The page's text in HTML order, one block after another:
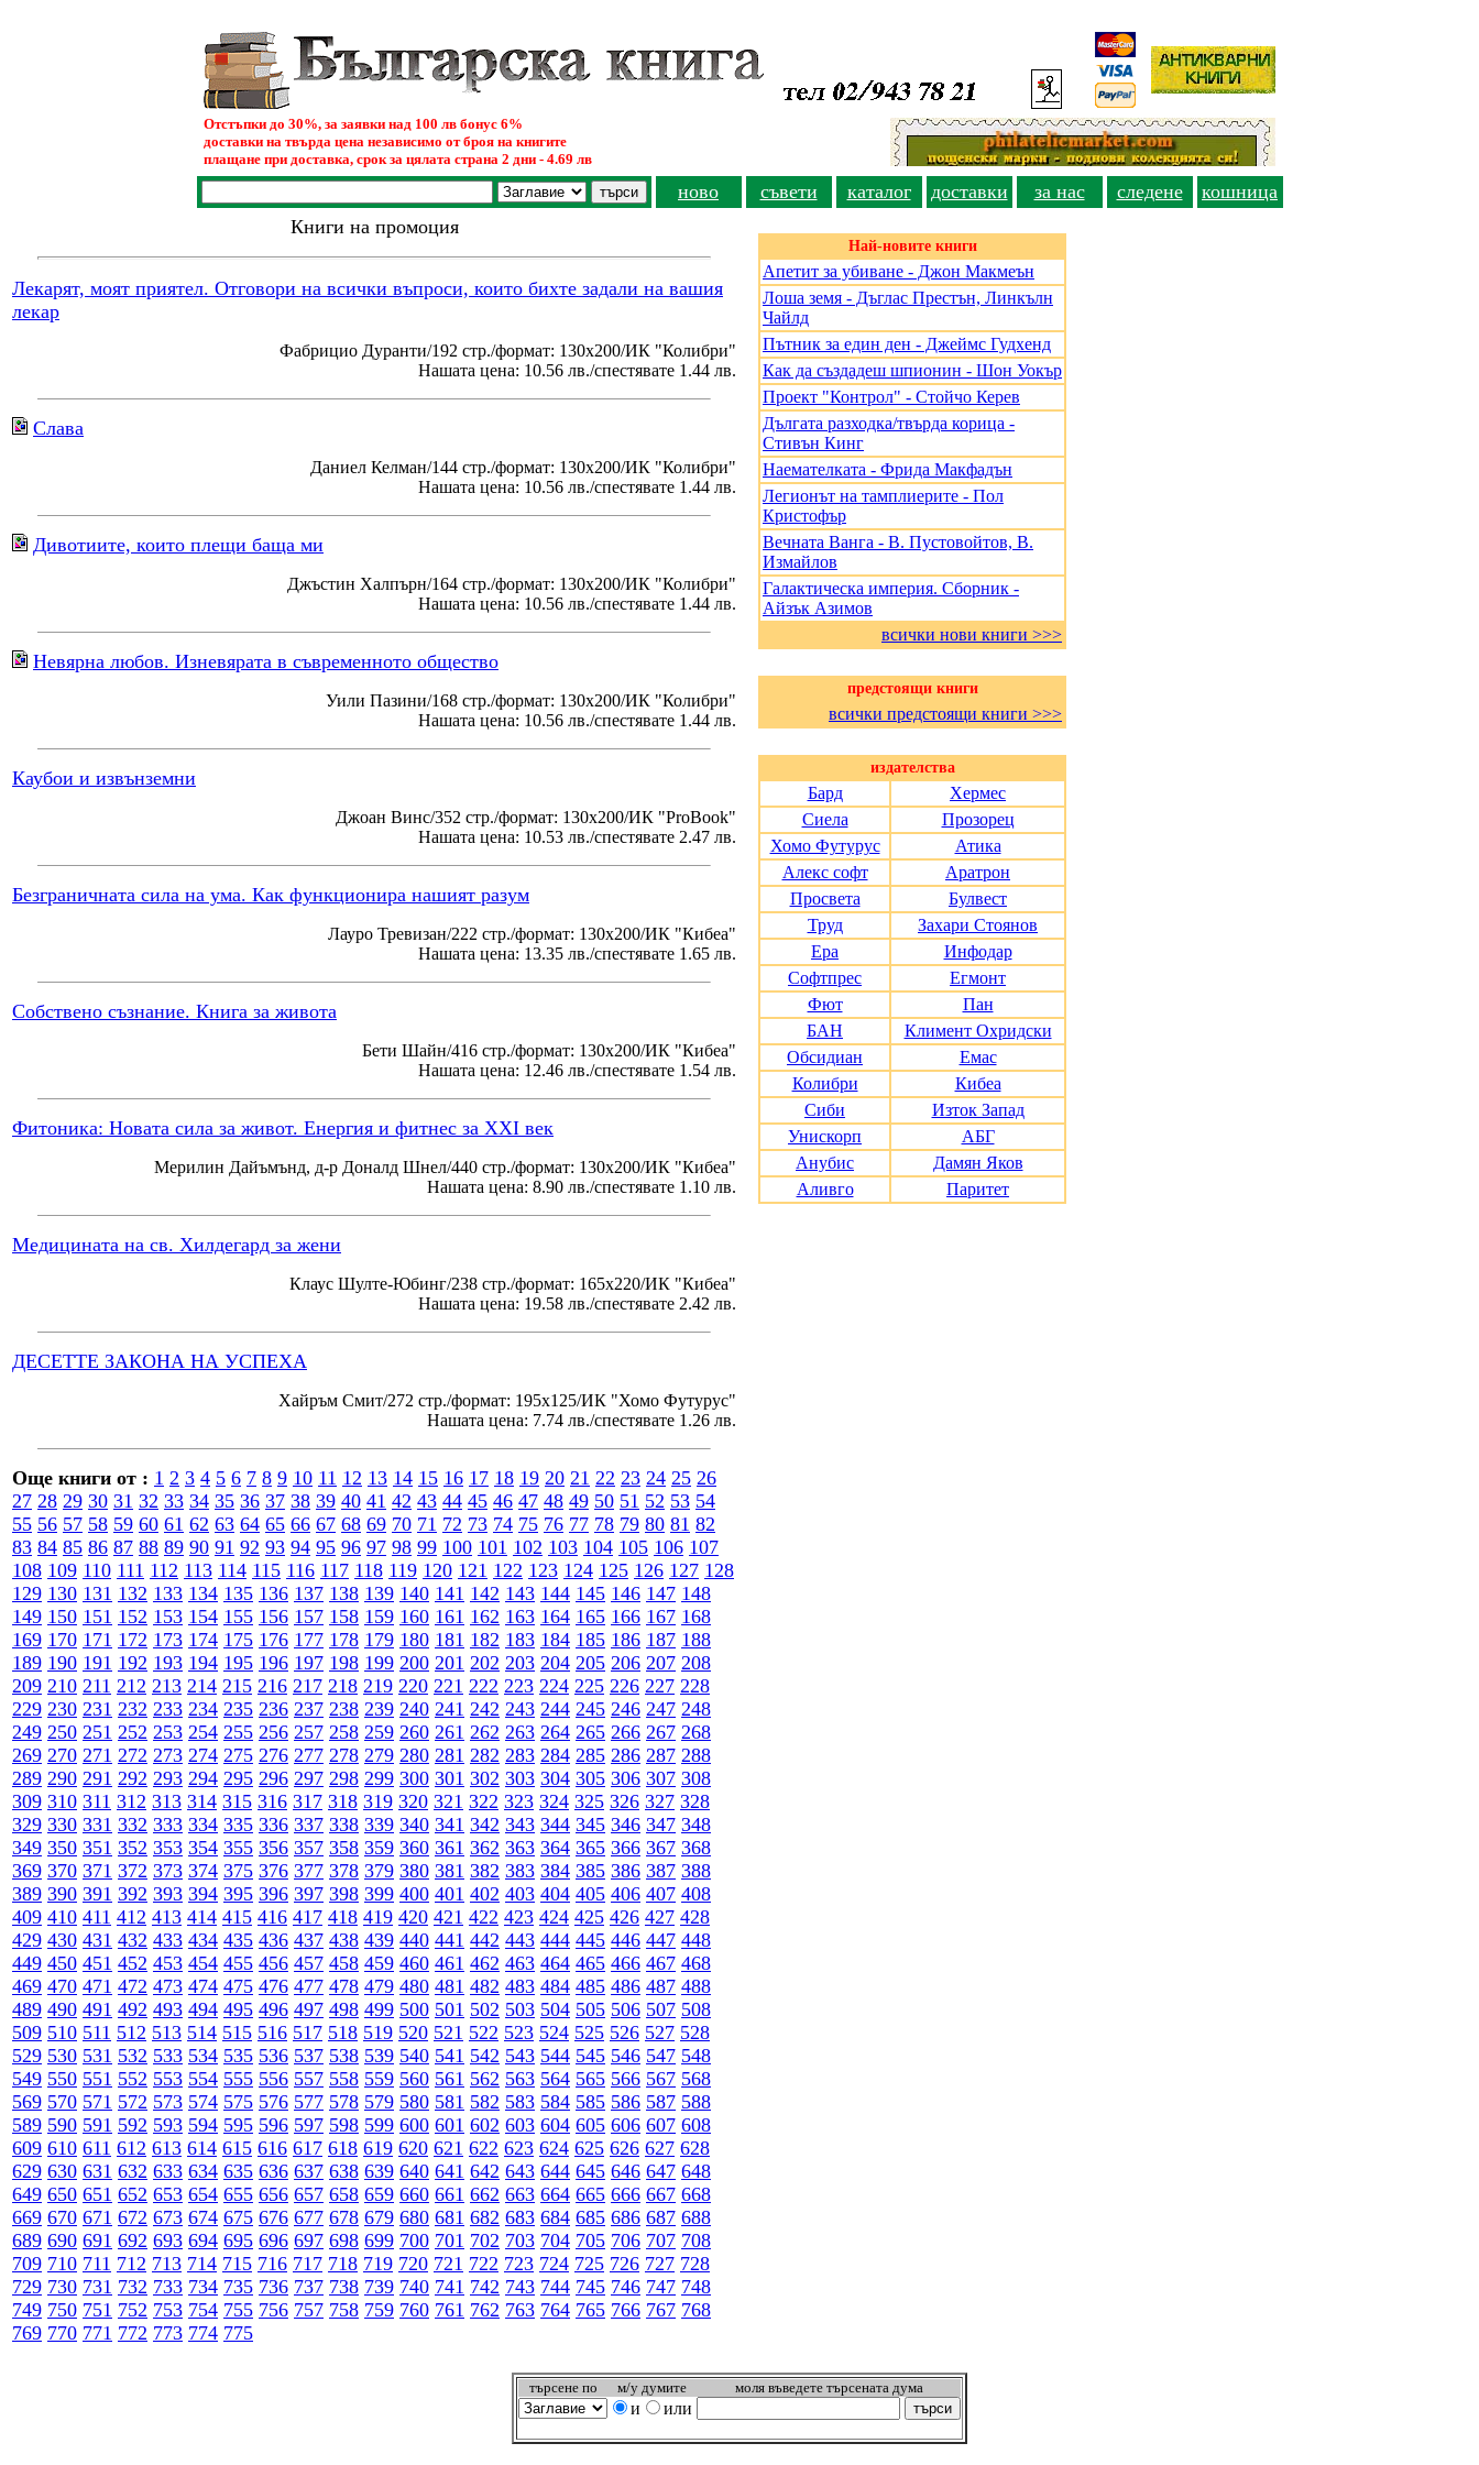
Отстъпки до 30%, за заявки над 100 лв бонус 6%
доставки на твърда цена независимо от броя на книгите
плащане при доставка, срок за цялата страна 2 дни - 4.69 лв
ново съвети каталог доставки за нас следене
кошница
Книги на промоция
Лекарят, моят приятел. Отговори на всички въпроси, които бихте задали на вашия
лекар
Фабрицио Дуранти/192 стр./формат: 130х200/ИК "Колибри"
Нашата цена: 10.56 лв./спестявате 1.44 лв.
Слава
Даниел Келман/144 стр./формат: 130х200/ИК "Колибри"
Нашата цена: 10.56 лв./спестявате 1.44 лв.
Дивотиите, които плещи баща ми
Джъстин Халпърн/164 стр./формат: 130х200/ИК "Колибри"
Нашата цена: 10.56 лв./спестявате 1.44 лв.
Невярна любов. Изневярата в съвременното общество
Уили Пазини/168 стр./формат: 130х200/ИК "Колибри"
Нашата цена: 10.56 лв./спестявате 1.44 лв.
Каубои и извънземни
Джоан Винс/352 стр./формат: 130х200/ИК "ProBook"
Нашата цена: 10.53 лв./спестявате 2.47 лв.
Безграничната сила на ума. Как функционира нашият разум
Лауро Тревизан/222 стр./формат: 130х200/ИК "Кибеа"
Нашата цена: 13.35 лв./спестявате 1.65 лв.
Собствено съзнание. Книга за живота
Бети Шайн/416 стр./формат: 130х200/ИК "Кибеа"
Нашата цена: 12.46 лв./спестявате 1.54 лв.
Фитоника: Новата сила за живот. Енергия и фитнес за XXI век
Мерилин Дайъмънд, д-р Доналд Шнел/440 стр./формат: 130х200/ИК "Кибеа"
Нашата цена: 8.90 лв./спестявате 1.10 лв.
Медицината на св. Хилдегард за жени
Клаус Шулте-Юбинг/238 стр./формат: 165х220/ИК "Кибеа"
Нашата цена: 19.58 лв./спестявате 2.42 лв.
ДЕСЕТТЕ ЗАКОНА НА УСПЕХА
Хайръм Смит/272 стр./формат: 195x125/ИК "Хомо Футурус"
Нашата цена: 7.74 лв./спестявате 1.26 лв.
Още книги от : 1 2 3 4 5 6 7 8 9 10 11 12 13 14 15 16 17 18 19 20 21 22 23 24 25 26
27 28 29 30 31 32 33 34 35 36 37 38 39 40 41 42 43 44 45 46 47 48 49 50 51 52 53 54
55 56 57 58 59 60 61 62 63 64 65 66 67 68 69 70 71 72 73 74 75 76 77 78 79 80 81 82
83 84 85 86 87 88 89 90 91 92 93 94 95 96 97 98 99 100 101 102 103 104 105 106 107
108 109 110 111 112 113 114 115 116 117 118 119 120 121 122 123 124 125 126 127 128
129 130 131 132 133 134 135 136 137 138 139 140 141 142 143 144 145 146 147 148
149 150 151 152 153 154 155 156 157 158 159 160 161 162 163 164 165 166 167 168
169 170 171 172 173 174 175 176 177 178 179 180 181 182 183 184 185 186 187 188
189 190 191 192 193 194 195 196 197 198 199 200 201 202 203 204 205 206 207 208
209 210 211 212 213 214 215 216 217 218 219 220 221 222 223 224 225 226 227 228
229 230 231 232 233 234 235 236 237 238 239 240 241 242 243 244 245 246 247 248
249 250 251 252 253 254 255 256 257 258 259 260 261 262 263 264 265 266 267 268
269 270 271 272 273 274 275 276 277 278 279 280 281 282 283 284 285 286 287 288
289 290 291 292 293 294 295 296 297 298 299 300 301 302 303 304 305 306 307 308
309 310 311 312 313 314 315 316 317 318 319 320 321 322 323 324 325 326 327 328
329 330 331 332 333 334 335 336 337 338 339 340 341 342 343 344 345 346 347 348
349 350 351 352 353 354 355 356 357 358 359 360 361 362 363 364 365 366 367 368
369 370 371 372 373 374 375 376 377 378 379 380 381 382 383 384 385 386 387 388
389 390 391 392 393 394 395 396 397 398 399 400 401 402 403 404 405 406 407 408
409 410 411 412 413 414 415 416 417 418 419 420 421 422 423 424 425 426 427 428
429 430 431 432 433 434 435 436 437 438 439 440 441 442 443 444 445 446 447 448
449 450 451 452 453 454 455 456 457 458 459 460 461 462 463 464 465 466 467 468
469 470 471 472 473 474 475 476 477 478 479 480 481 482 483 484 485 486 487 488
489 490 491 492 493 494 495 496 497 498 499 500 501 502 503 504 505 506 507 508
509 510 511 512 513 514 515 516 517 518 519 520 521 522 523 524 525 526 527 528
529 530 531 532 533 534 535 536 537 538 539 540 541 542 543 544 545 546 547 548
549 550 551 552 553 554 555 556 557 558 559 560 561 562 563 564 565 566 567 568
569 570 571 572 573 574 575 576 577 578 579 580 581 582 583 584 585 586 587 588
589 590 591 592 593 594 595 596 597 598 599 600 601 602 603 604 605 606 607 608
609 610 611 612 613 614 615 616 617 618 619 620 621 622 623 624 625 626 627 628
629 630 631 632 633 634 635 636 637 638 639 640 641 642 643 644 645 646 647 648
649 650 651 652 653 654 655 656 657 658 659 660 661 662 663 664 665 666 667 668
669 670 671 672 673 674 675 676 677 678 679 680 681 682 683 684 685 686 687 688
689 690 691 692 693 694 695 696 697 698 699 700 701 702 703 704 705 706 707 708
709 710 711 712 713 714 715 716 717 718 719 720 721 722 723 724 725 726 727 728
729 730 731 732 733 734 735 736 737 738 739 740 741 742 743 744 745 746 747 748
749 750 751 752 753 754 755 756 757 758 759 760 761 762 763 764 765 766 767 768
769 770 771 772 773 774 775
Най-новите книги
Апетит за убиване - Джон Макмеън
Лоша земя - Дъглас Престън, Линкълн
Чайлд
Пътник за един ден - Джеймс Гудхенд
Как да създадеш шпионин - Шон Уокър
Проект "Контрол" - Стойчо Керев
Дългата разходка/твърда корица -
Стивън Кинг
Наемателката - Фрида Макфадън
Легионът на тамплиерите - Пол
Кристофър
Вечната Ванга - В. Пустовойтов, В.
Измайлов
Галактическа империя. Сборник -
Айзък Азимов
всички нови книги >>>
предстоящи книги
всички предстоящи книги >>>
издателства
Бард
Хермес
Сиела
Прозорец
Хомо Футурус
Атика
Алекс софт
Аратрон
Просвета
Булвест
Труд
Захари Стоянов
Ера
Инфодар
Софтпрес
Егмонт
Фют
Пан
БАН
Климент Охридски
Обсидиан
Емас
Колибри
Кибеа
Сиби
Изток Запад
Унискорп
АБГ
Анубис
Дамян Яков
Аливго
Паритет
търсeне по м/у думите моля въведете търсената дума
и или